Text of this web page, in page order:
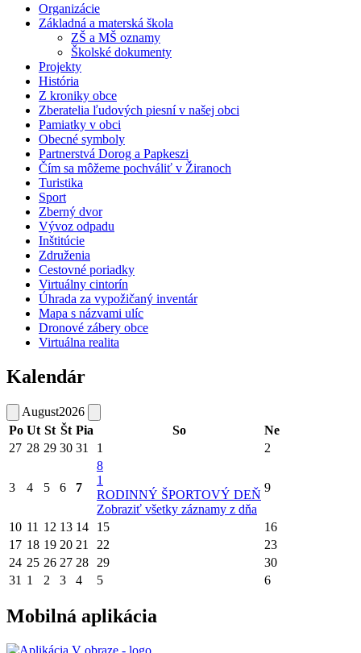
Organizácie
Základná a materská škola
ZŠ a MŠ oznamy
Školské dokumenty
Projekty
História
Z kroniky obce
Zberatelia ľudových piesní v našej obci
Pamiatky v obci
Obecné symboly
Partnerstvá Dorog a Papkeszi
Čím sa môžeme pochváliť v Žiranoch
Turistika
Sport
Zberný dvor
Vývoz odpadu
Inštitúcie
Združenia
Cestovné poriadky
Virtuálny cintorín
Úhrada za vypožičaný inventár
Mapa s názvami ulíc
Dronové zábery obce
Virtuálna realita
Kalendár
August2026
Po Ut St Št Pia So
Ne
27 28 29 30 31 1 2
3 4 5 6 7
8
1
RODINNÝ ŠPORTOVÝ DEŇ
Zobraziť všetky záznamy z dňa
9
10 11 12 13 14 15
16
17 18 19 20 21 22
23
24 25 26 27 28 29
30
31 1 2 3 4 5 6
Mobilná aplikácia